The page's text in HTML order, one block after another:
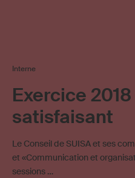
Interne
Exercice
satisfaisant
Le Conseil de SUISA et ses
et «Communication et
sessions …